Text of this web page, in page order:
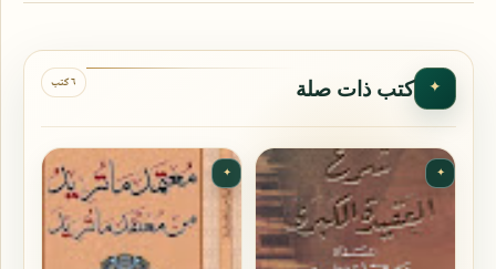
✦ كتب ذات صلة ٦ كتب
✦
✦